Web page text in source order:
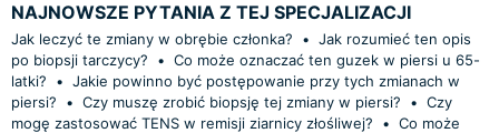
NAJNOWSZE PYTANIA Z TEJ SPECJALIZACJI
Jak leczyć te zmiany w obrębie członka? • Jak rozumieć ten opis
po biopsji tarczycy?
• Co może oznaczać ten guzek w piersi u 65-
latki?
• Jakie powinno być postępowanie przy tych zmianach w
piersi?
• Czy muszę zrobić biopsję tej zmiany w piersi? • Czy
mogę zastosować TENS w remisji ziarnicy złośliwej?
• Co może